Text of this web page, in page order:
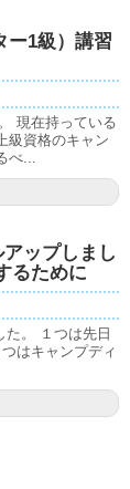
ー1級）講習
現在持っている
級資格のキャン
...
ップしまし
るために
た。 １つは先日
はキャンプディ